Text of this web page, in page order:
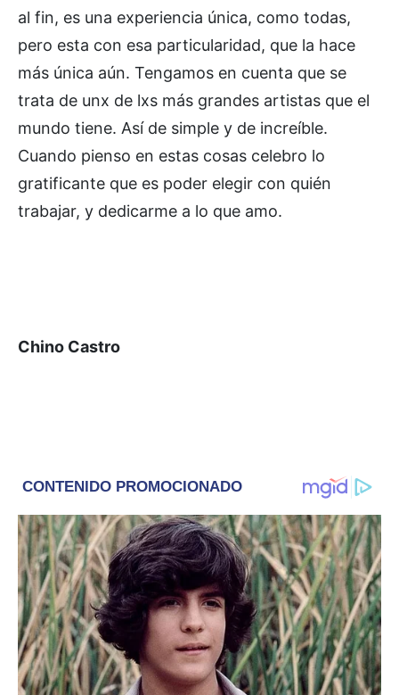
al fin, es una experiencia única, como todas,
pero esta con esa particularidad, que la hace
más única aún. Tengamos en cuenta que se
trata de unx de lxs más grandes artistas que el
mundo tiene. Así de simple y de increíble.
Cuando pienso en estas cosas celebro lo
gratificante que es poder elegir con quién
trabajar, y dedicarme a lo que amo.
Chino Castro